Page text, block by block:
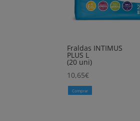
Fraldas INTIMUS
PLUS L
(20 uni)
10,65€
Comprar